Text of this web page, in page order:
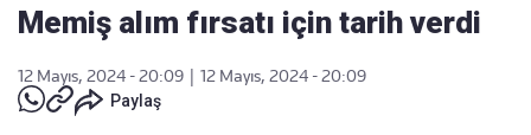
Memiş alım fırsatı için tarih verdi
12 Mayıs, 2024 - 20:09
12 Mayıs, 2024 - 20:09
Paylaş